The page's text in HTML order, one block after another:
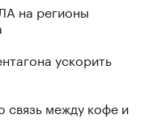
на регионы
ускорить
между кофе и